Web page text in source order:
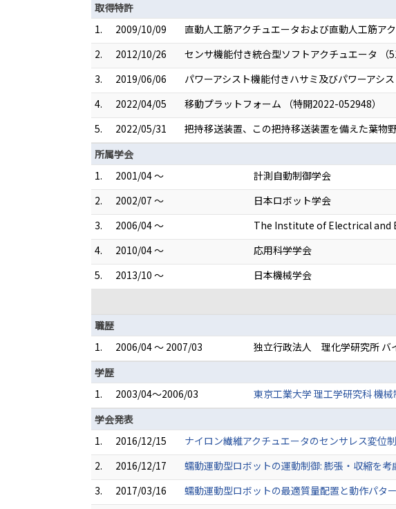
取得特許
1.
2009/10/09
直動人工筋アクチュエータおよび直動人工筋ア
2.
2012/10/26
センサ機能付き統合型ソフトアクチュエータ （
3.
2019/06/06
パワーアシスト機能付きハサミ及びパワーアシ
4.
2022/04/05
移動プラットフォーム （特開2022-052948）
5.
2022/05/31
把持移送装置、この把持移送装置を備えた葉物
所属学会
1.
2001/04 ～
計測自動制御学会
2.
2002/07 ～
日本ロボット学会
3.
2006/04 ～
The Institute of Electrical and
4.
2010/04 ～
応用科学学会
5.
2013/10 ～
日本機械学会
職歴
1.
2006/04 ～ 2007/03
独立行政法人 理化学研究所 バ
学歴
1.
2003/04～2006/03
東京工業大学 理工学研究科 機械
学会発表
1.
2016/12/15
ナイロン繊維アクチュエータのセンサレス変位
2.
2016/12/17
蠕動運動型ロボットの運動制御: 膨張・収縮を
3.
2017/03/16
蠕動運動型ロボットの最適質量配置と動作パタ